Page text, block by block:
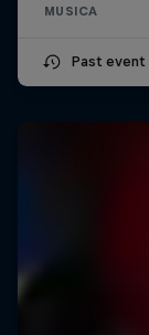
MUSICA
Past event